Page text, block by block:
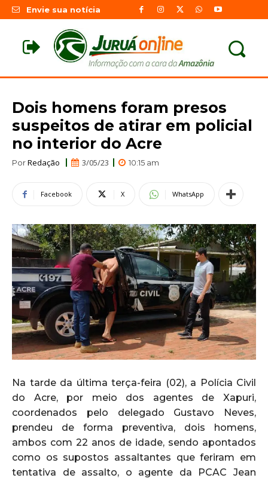
Envie sua notícia
Dois homens foram presos
suspeitos de atirar em policial
no interior do Acre
PorRedação 3/05/23 10:15 am
Facebook X WhatsApp
Na tarde da última terça-feira (02), a Polícia Civil
do Acre, por meio dos agentes de Xapuri,
coordenados pelo delegado Gustavo Neves,
prendeu de forma preventiva, dois homens,
ambos com 22 anos de idade, sendo apontados
como os supostos assaltantes que feriram em
tentativa de assalto, o agente da PCAC Jean